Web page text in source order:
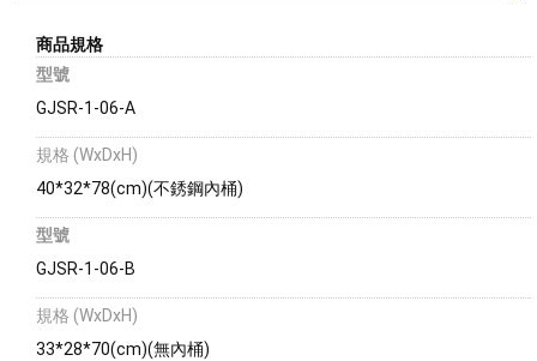
商品規格
型號
GJSR-1-06-A
規格 (WxDxH)
40*32*78(cm)(不銹鋼內桶)
型號
GJSR-1-06-B
規格 (WxDxH)
33*28*70(cm)(無內桶)